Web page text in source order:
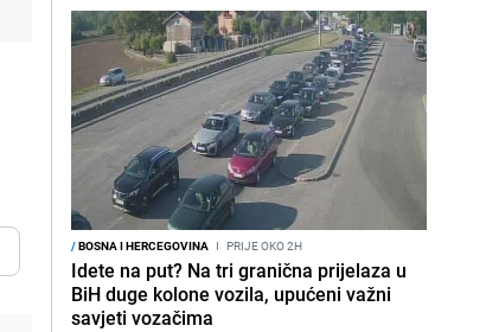
/BOSNA I HERCEGOVINA I PRIJE OKO 2H
Idete na put? Na tri granična prijelaza u
BiH duge kolone vozila, upućeni važni
savjeti vozačima